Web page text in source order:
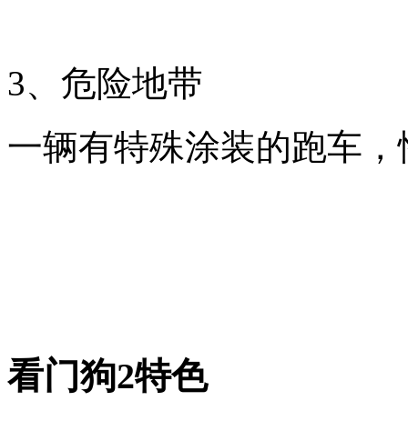
3、危险地带
一辆有特殊涂装的跑车
看门狗2特色